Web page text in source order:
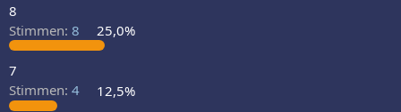
8
Stimmen: 8 25,0%
7
Stimmen: 4 12,5%